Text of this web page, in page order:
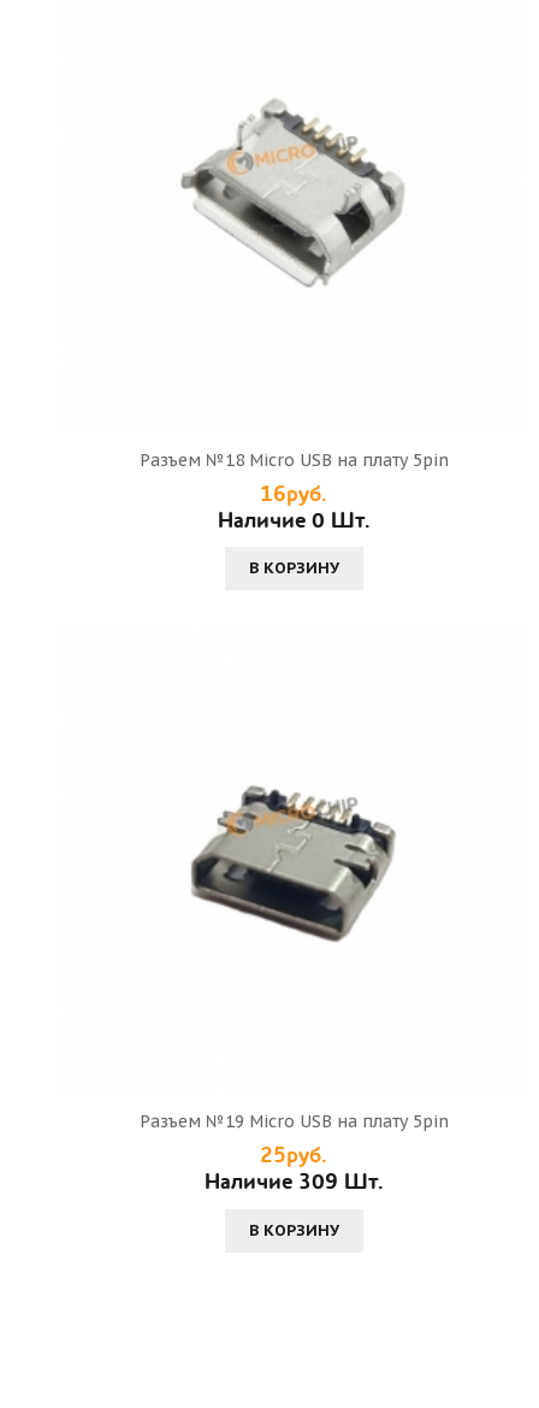
Разъем №18 Micro USB на плату 5pin
16руб.
Наличие 0 Шт.
В КОРЗИНУ
Разъем №19 Micro USB на плату 5pin
25руб.
Наличие 309 Шт.
В КОРЗИНУ